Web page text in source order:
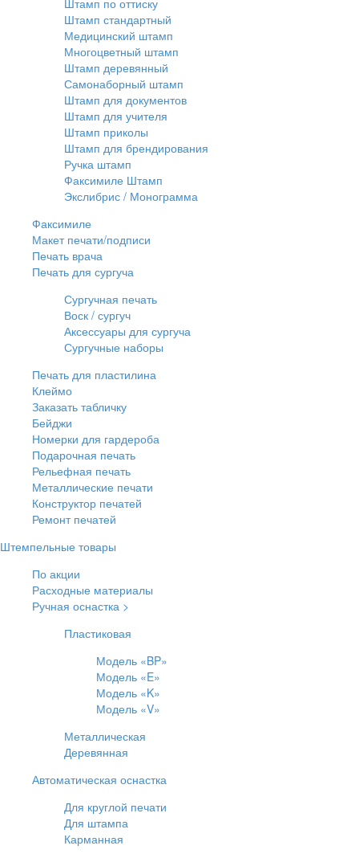
Штамп по оттиску
Штамп стандартный
Медицинский штамп
Многоцветный штамп
Штамп деревянный
Самонаборный штамп
Штамп для документов
Штамп для учителя
Штамп приколы
Штамп для брендирования
Ручка штамп
Факсимиле Штамп
Экслибрис / Монограмма
Факсимиле
Макет печати/подписи
Печать врача
Печать для сургуча
Сургучная печать
Воск / сургуч
Аксессуары для сургуча
Сургучные наборы
Печать для пластилина
Клеймо
Заказать табличку
Бейджи
Номерки для гардероба
Подарочная печать
Рельефная печать
Металлические печати
Конструктор печатей
Ремонт печатей
Штемпельные товары
По акции
Расходные материалы
Ручная оснастка >
Пластиковая
Модель «BP»
Модель «E»
Модель «K»
Модель «V»
Металлическая
Деревянная
Автоматическая оснастка
Для круглой печати
Для штампа
Карманная